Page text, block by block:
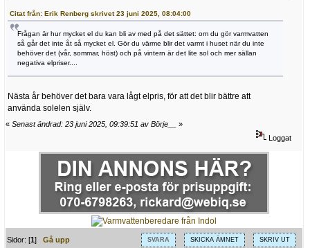
Citat från: Erik Renberg skrivet 23 juni 2025, 08:04:00
Frågan är hur mycket el du kan bli av med på det sättet: om du gör varmvatten
så går det inte åt så mycket el. Gör du värme blir det varmt i huset när du inte
behöver det (vår, sommar, höst) och på vintern är det lite sol och mer sällan
negativa elpriser....
Nästa år behöver det bara vara lågt elpris, för att det blir bättre att
använda solelen själv.
« Senast ändrad: 23 juni 2025, 09:39:51 av Börje__
»
Loggat
SVARA SKICKA ÄMNET SKRIV UT
Sidor: [1]Gå upp